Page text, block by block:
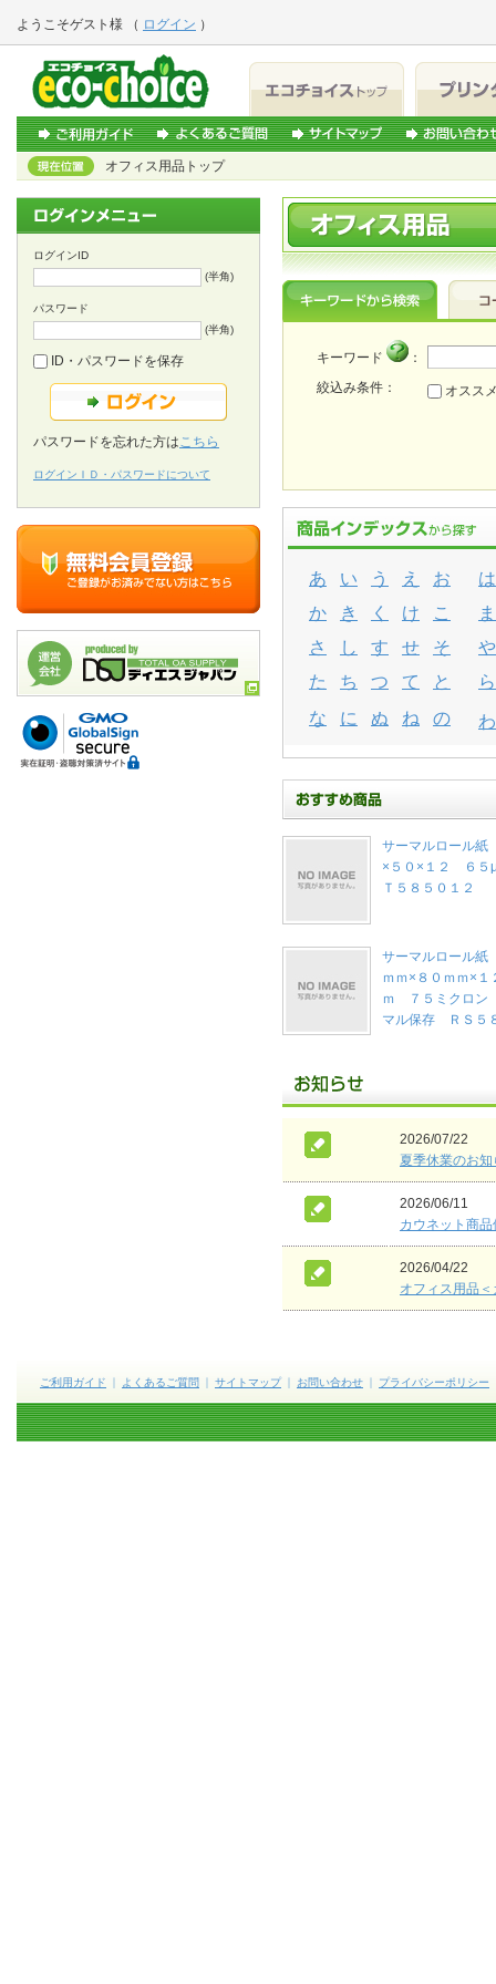
オフィス用品トップ
キーワード
：
絞込み条件：
オスス
あ い う え お
は
か
き く け こ
ま
さ
し す せ そ
や
た
ち つ て と
ら
な
に ぬ ね の わ
サーマルロール
×５０×１２ ６
Ｔ５８５０１２
サーマルロール
ｍｍ×８０ｍｍ×１
ｍ ７５ミクロ
マル保存 ＲＳ５
2026/07/22
夏季休業のお知
2026/06/11
カウネット商
2026/04/22
オフィス用品
ログインID
(半角)
パスワード
(半角)
ID・パスワードを保存
パスワードを忘れた方はこちら
ログインＩＤ・パスワードについて
ご利用ガイド よくあるご質問 サイトマップ お問い合わせ プライバシーポリシー
ようこそゲスト様 （ ログイン ）